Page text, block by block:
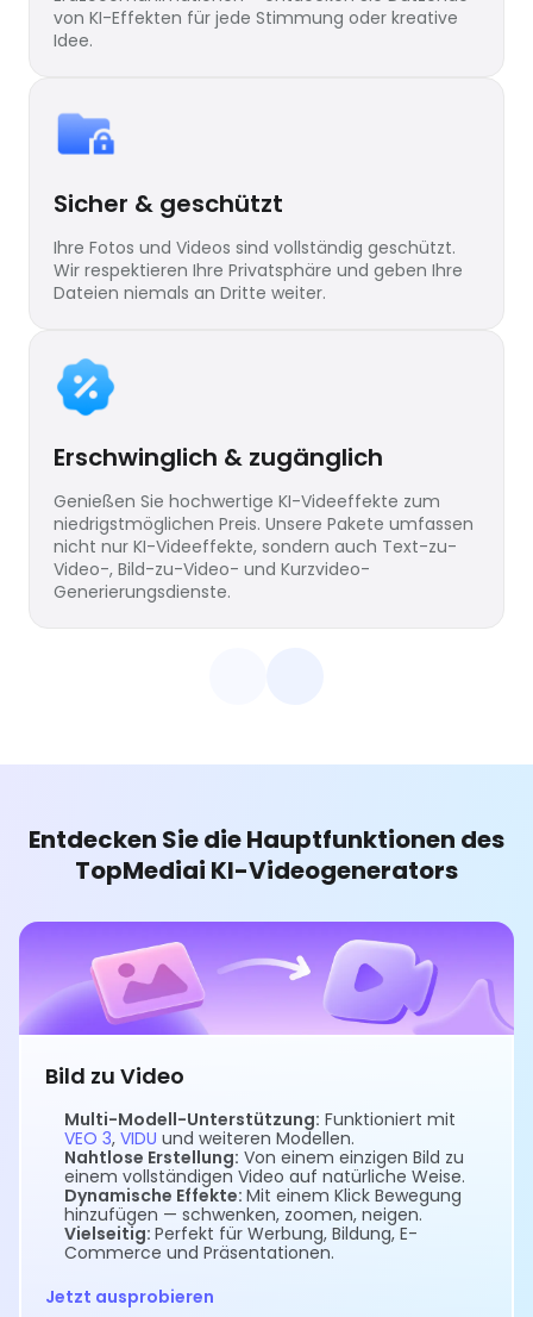
von KI-Effekten für jede Stimmung oder kreative
Idee.
Sicher & geschützt
Ihre Fotos und Videos sind vollständig geschützt.
Wir respektieren Ihre Privatsphäre und geben Ihre
Dateien niemals an Dritte weiter.
Erschwinglich & zugänglich
Genießen Sie hochwertige KI-Videeffekte zum
niedrigstmöglichen Preis. Unsere Pakete umfassen
nicht nur KI-Videeffekte, sondern auch Text-zu-
Video-, Bild-zu-Video- und Kurzvideo-
Generierungsdienste.
Entdecken Sie die Hauptfunktionen des
TopMediai KI-Videogenerators
Bild zu Video
Multi-Modell-Unterstützung: Funktioniert mit
VEO 3, VIDU und weiteren Modellen.
Nahtlose Erstellung: Von einem einzigen Bild zu
einem vollständigen Video auf natürliche Weise.
Dynamische Effekte: Mit einem Klick Bewegung
hinzufügen — schwenken, zoomen, neigen.
Vielseitig: Perfekt für Werbung, Bildung, E-
Commerce und Präsentationen.
Jetzt ausprobieren